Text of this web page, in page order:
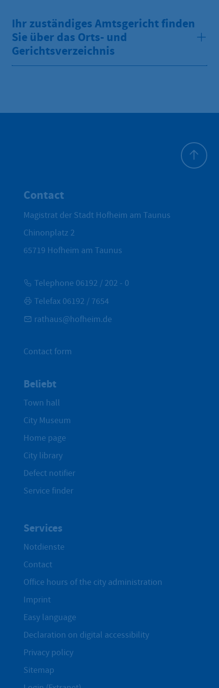
Ihr zuständiges Amtsgericht finden
Sie über das Orts- und
Gerichtsverzeichnis
Contact
Magistrat der Stadt Hofheim am Taunus
Chinonplatz 2
65719 Hofheim am Taunus
Telephone 06192 / 202 - 0
Telefax 06192 / 7654
rathaus@hofheim.de
Contact form
Beliebt
Town hall
City Museum
Home page
City library
Defect notifier
Service finder
Services
Notdienste
Contact
Office hours of the city administration
Imprint
Easy language
Declaration on digital accessibility
Privacy policy
Sitemap